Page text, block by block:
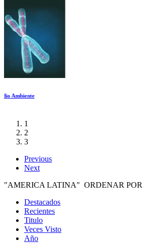
Objetificado
1
2
3
Previous
Next
"AMERICA LATINA" ORDENAR POR
Destacados
Recientes
Titulo
Veces Visto
Año